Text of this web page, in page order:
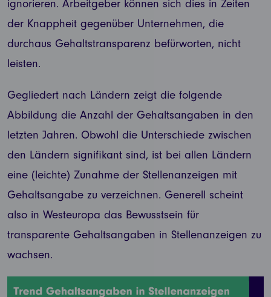
ignorieren. Arbeitgeber können sich dies in Zeiten
der Knappheit gegenüber Unternehmen, die
durchaus Gehaltstransparenz befürworten, nicht
leisten.
Gegliedert nach Ländern zeigt die folgende
Abbildung die Anzahl der Gehaltsangaben in den
letzten Jahren. Obwohl die Unterschiede zwischen
den Ländern signifikant sind, ist bei allen Ländern
eine (leichte) Zunahme der Stellenanzeigen mit
Gehaltsangabe zu verzeichnen. Generell scheint
also in Westeuropa das Bewusstsein für
transparente Gehaltsangaben in Stellenanzeigen zu
wachsen.